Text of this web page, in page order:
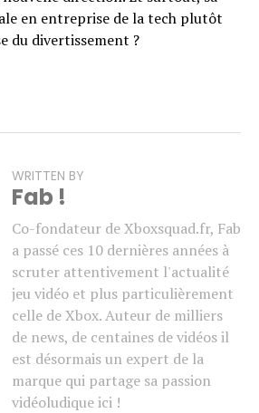
en entreprise de la tech plutôt
du divertissement ?
WRITTEN BY
Fab !
Co-fondateur de Xboxsquad.fr, Fab
a passé ces 10 dernières années à
scruter attentivement l'actualité
jeu vidéo et plus particulièrement
celle de Xbox. Auteur de milliers
de news, de centaines de vidéos il
est désormais un expert de la
marque qui partage sa passion
vidéoludique ici !